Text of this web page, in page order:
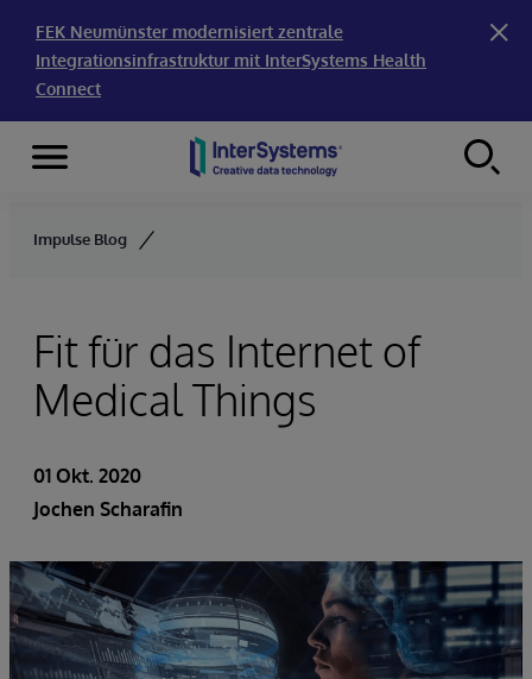
FEK Neumünster modernisiert zentrale
Integrationsinfrastruktur mit InterSystems Health
Connect
Skip to content
Menu
Impulse Blog
Fit für das Internet of
Medical Things
01 Okt. 2020
Jochen Scharafin